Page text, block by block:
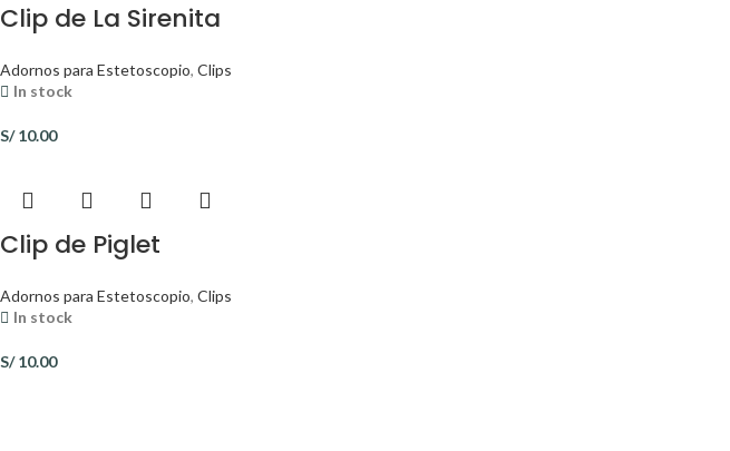
Clip de La Sirenita
Adornos para Estetoscopio, Clips
In stock
S/10.00
Clip de Piglet
Adornos para Estetoscopio, Clips
In stock
S/10.00